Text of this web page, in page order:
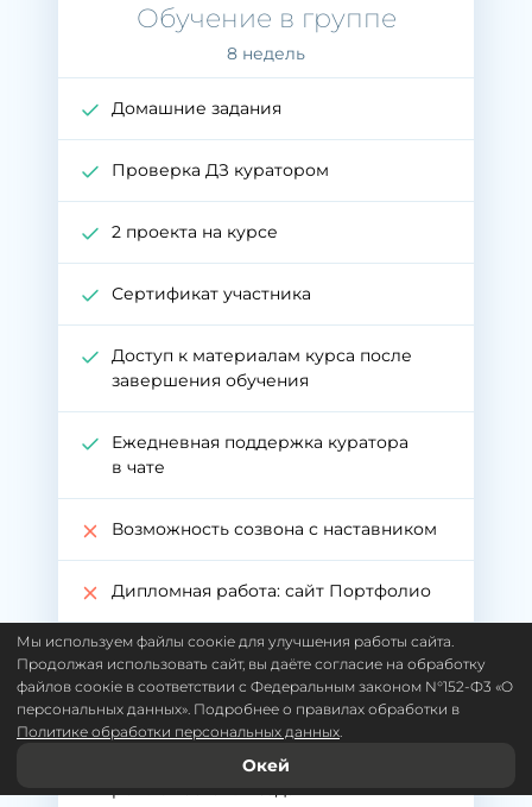
Мы используем файлы соокіе для улучшения работы сайта.
Продолжая использовать сайт, вы даёте согласие на обработку
файлов соокіе в соответствии с Федеральным законом N°152-Ф3 «O
персональных данных». Подробнее о правилах обработки в
Политике обработки персональных данных.
Окей
Обучение в группе
8 недель
Домашние задания
Проверка ДЗ куратором
2 проекта на курсе
Сертификат участника
Доступ к материалам курса после
завершения обучения
Ежедневная поддержка куратора
в чате
Возможность созвона с наставником
Дипломная работа: сайт Портфолио
Фриланс коучинг. Получение первого
заказа на фрилансе
Подготовка к трудоустройству.
Помощь в составлении резюме. Код-